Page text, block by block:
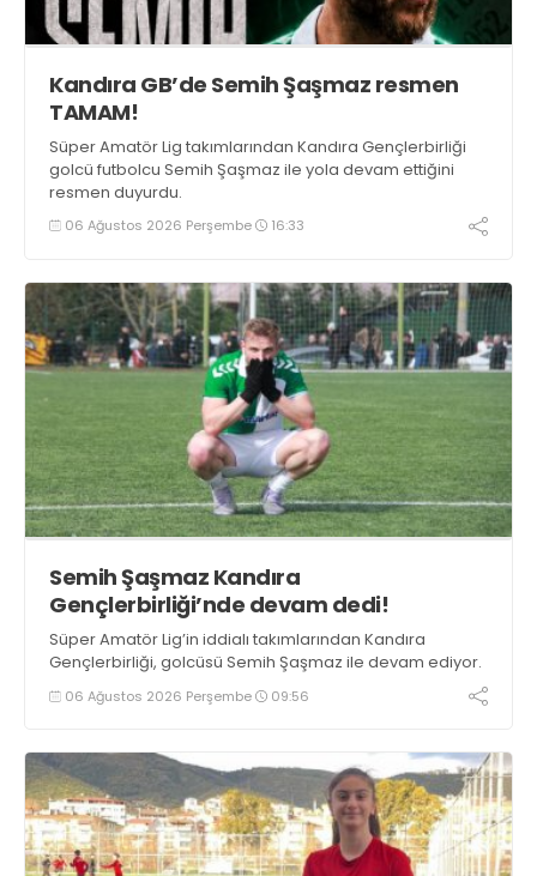
Kandıra GB’de Semih Şaşmaz resmen
TAMAM!
Süper Amatör Lig takımlarından Kandıra Gençlerbirliği
golcü futbolcu Semih Şaşmaz ile yola devam ettiğini
resmen duyurdu.
06 Ağustos 2026 Perşembe 16:33
Semih Şaşmaz Kandıra
Gençlerbirliği’nde devam dedi!
Süper Amatör Lig’in iddialı takımlarından Kandıra
Gençlerbirliği, golcüsü Semih Şaşmaz ile devam ediyor.
06 Ağustos 2026 Perşembe 09:56